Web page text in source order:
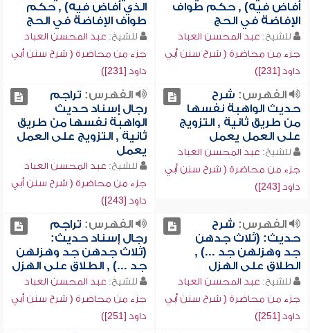
أفاض فيه) , حكم طواف
الإفاضة في الحج
للشيخ: عبد المحسن العباد
جزء من محاضرة ( شرح سنن أبي
داود [231])
الذي أفاض فيه) , حكم
طواف الإفاضة في الحج
للشيخ: عبد المحسن العباد
جزء من محاضرة ( شرح سنن أبي
داود [231])
الفهرس: شرح
حديث الواهبة نفسها
من طريق ثانية , التزويج
على العمل يعمل
للشيخ: عبد المحسن العباد
جزء من محاضرة ( شرح سنن أبي
داود [243])
الفهرس: تراجم
رجال إسناد حديث
الواهبة نفسها من طريق
ثانية , التزويج على العمل
يعمل
للشيخ: عبد المحسن العباد
جزء من محاضرة ( شرح سنن أبي
داود [243])
الفهرس: شرح
حديث: (ثلاث جدهن
جد وهزلهن جد ...) ,
الطلاق على الهزل
للشيخ: عبد المحسن العباد
جزء من محاضرة ( شرح سنن أبي
داود [251])
الفهرس: تراجم
رجال إسناد حديث:
(ثلاث جدهن جد وهزلهن
جد ...) , الطلاق على الهزل
للشيخ: عبد المحسن العباد
جزء من محاضرة ( شرح سنن أبي
داود [251])